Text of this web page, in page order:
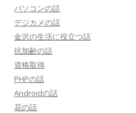
パソコンの話
デジカメの話
金沢の生活に役立つ話
抗加齢の話
資格取得
PHPの話
Androidの話
花の話